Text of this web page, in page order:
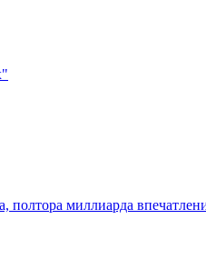
полтора миллиарда